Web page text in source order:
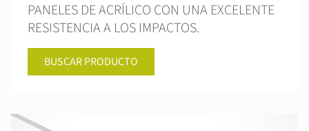
PANELES DE ACRÍLICO CON UNA EXCELENTE
RESISTENCIA A LOS IMPACTOS.
BUSCAR PRODUCTO